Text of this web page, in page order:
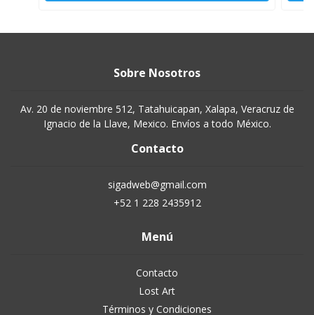
Sobre Nosotros
Av. 20 de noviembre 512, Tatahuicapan, Xalapa, Veracruz de
Ignacio de la Llave, Mexico. Envíos a todo México.
Contacto
sigadweb@gmail.com
+52 1 228 2435912
Menú
Contacto
Lost Art
Términos y Condiciones